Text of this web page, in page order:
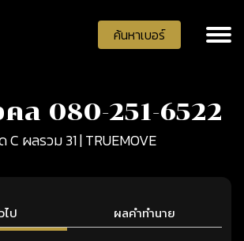
ค้นหาเบอร์
คล 080-251-6522
C ผลรวม 31 | TRUEMOVE
ป ผลคำทำนาย